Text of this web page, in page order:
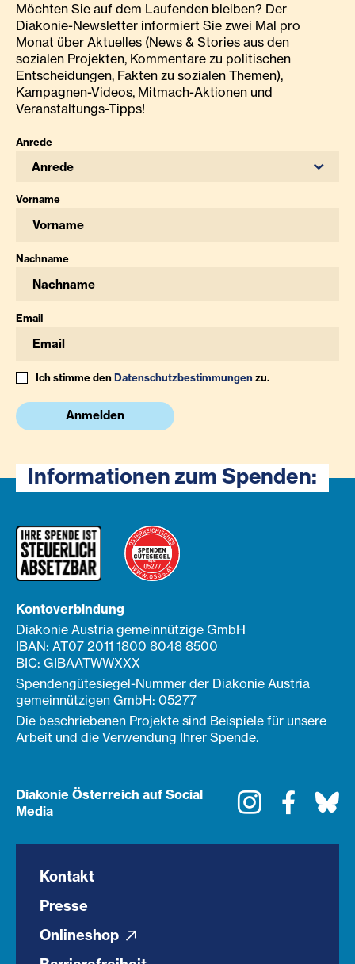
Möchten Sie auf dem Laufenden bleiben? Der
Diakonie-Newsletter informiert Sie zwei Mal pro
Monat über Aktuelles (News & Stories aus den
sozialen Projekten, Kommentare zu politischen
Entscheidungen, Fakten zu sozialen Themen),
Kampagnen-Videos, Mitmach-Aktionen und
Veranstaltungs-Tipps!
Anrede
Anrede
Vorname
Nachname
Email
Ich stimme denDatenschutzbestimmungenzu.
Anmelden
Informationen zum Spenden:
Kontoverbindung
Diakonie Austria gemeinnützige GmbH
IBAN: AT07 2011 1800 8048 8500
BIC: GIBAATWWXXX
Spendengütesiegel-Nummer der Diakonie Austria
gemeinnützigen GmbH: 05277
Die beschriebenen Projekte sind Beispiele für unsere
Arbeit und die Verwendung Ihrer Spende.
Diakonie Österreich auf Social
Media
Instagram
Kontakt
Presse
Onlineshop